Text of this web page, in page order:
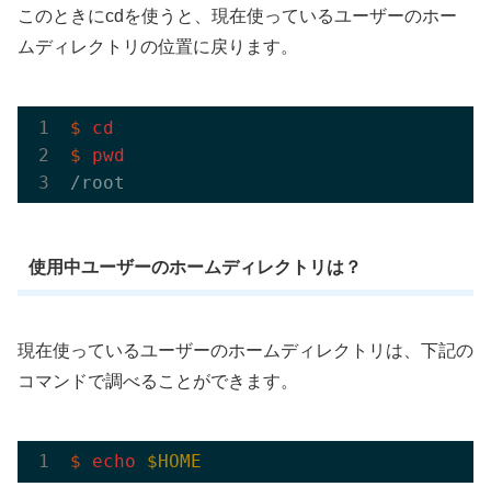
このときにcdを使うと、現在使っているユーザーのホー
ムディレクトリの位置に戻ります。
$
cd
$
pwd
使用中ユーザーのホームディレクトリは？
現在使っているユーザーのホームディレクトリは、下記の
コマンドで調べることができます。
$ echo $HOME